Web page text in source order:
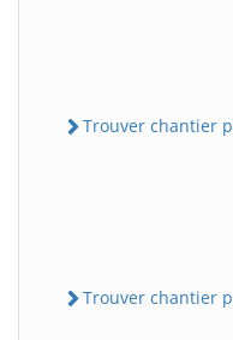
Trouver chantier
Trouver chantier